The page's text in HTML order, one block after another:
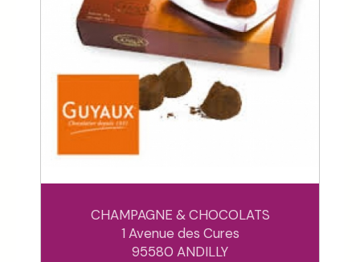
CHAMPAGNE & CHOCOLATS
1 Avenue des Cures
95580 ANDILLY